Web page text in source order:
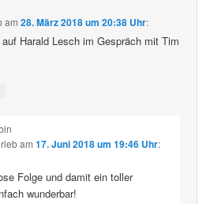
am28. März 2018 um 20:38 Uhr:
Harald Lesch im Gespräch mit Tim
am 17. Juni 2018 um 19:46 Uhr:
Folge und damit ein toller
wunderbar!